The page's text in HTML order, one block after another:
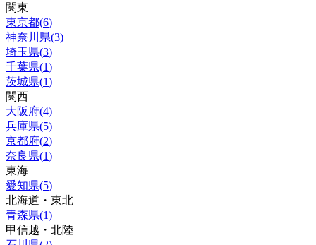
関東
東京都(6)
神奈川県(3)
埼玉県(3)
千葉県(1)
茨城県(1)
関西
大阪府(4)
兵庫県(5)
京都府(2)
奈良県(1)
東海
愛知県(5)
北海道・東北
青森県(1)
甲信越・北陸